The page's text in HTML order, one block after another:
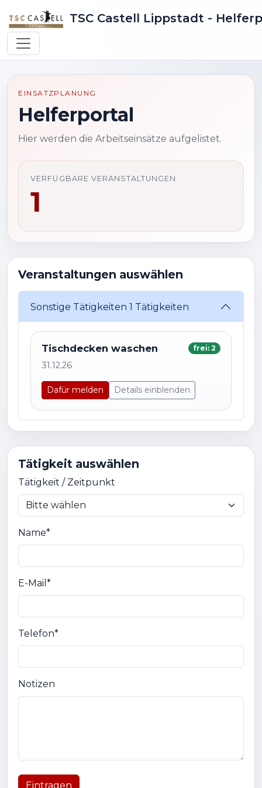
TSC Castell Lippstadt -
EINSATZPLANUNG
Helferportal
Hier werden die Arbeitseinsätze aufgelistet.
VERFÜGBARE VERANSTALTUNGEN
1
Veranstaltungen auswählen
Sonstige Tätigkeiten 1 Tätigkeiten
Tischdecken waschen frei: 2
31.12.26
Dafür melden Details einblenden
Tätigkeit auswählen
Tätigkeit / Zeitpunkt
Name*
E-Mail*
Telefon*
Notizen
Eintragen